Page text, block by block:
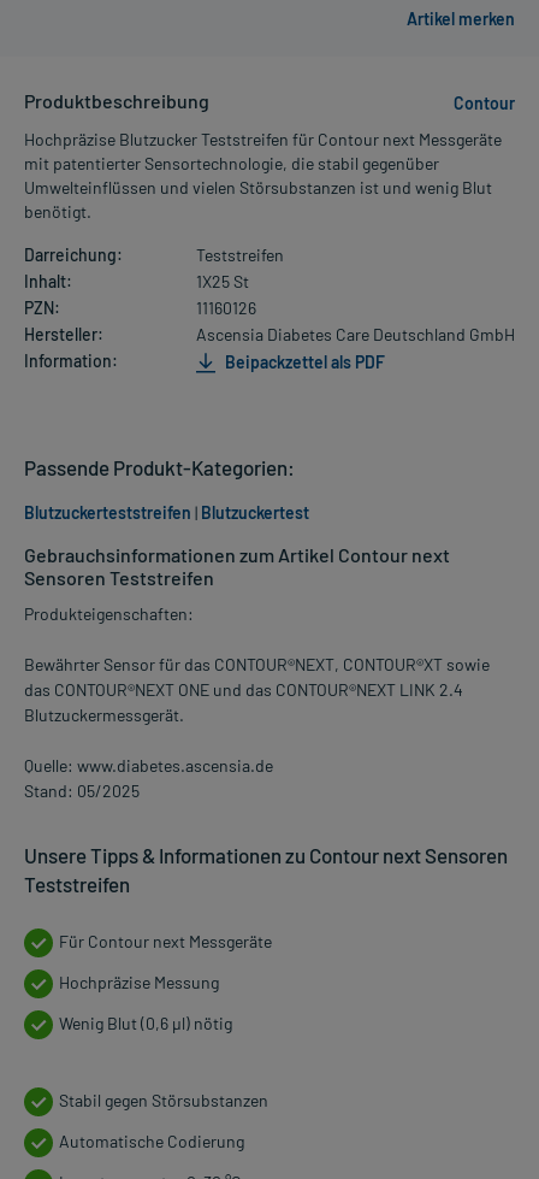
Produktbeschreibung
Contour
Hochpräzise Blutzucker Teststreifen für Contour next Messgeräte
mit patentierter Sensortechnologie, die stabil gegenüber
Umwelteinflüssen und vielen Störsubstanzen ist und wenig Blut
benötigt.
Darreichung:
Teststreifen
Inhalt:
1X25 St
PZN:
11160126
Hersteller:
Ascensia Diabetes Care Deutschland GmbH
Information:
Beipackzettel als PDF
Gebrauchsinformationen zum Artikel Contour next
Sensoren Teststreifen
Produkteigenschaften:
Bewährter Sensor für das CONTOUR®NEXT, CONTOUR®XT sowie
das CONTOUR®NEXT ONE und das CONTOUR®NEXT LINK 2.4
Blutzuckermessgerät.
Quelle: www.diabetes.ascensia.de
Stand: 05/2025
Unsere Tipps & Informationen zu Contour next Sensoren
Teststreifen
Für Contour next Messgeräte
Hochpräzise Messung
Wenig Blut (0,6 µl) nötig
Stabil gegen Störsubstanzen
Automatische Codierung
Passende Produkt-Kategorien:
Blutzuckerteststreifen | Blutzuckertest